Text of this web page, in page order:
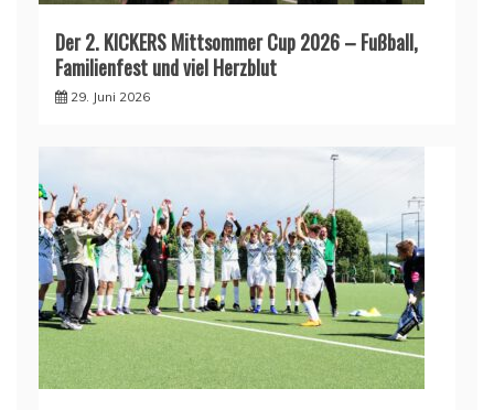
Der 2. KICKERS Mittsommer Cup 2026 – Fußball,
Familienfest und viel Herzblut
29. Juni 2026